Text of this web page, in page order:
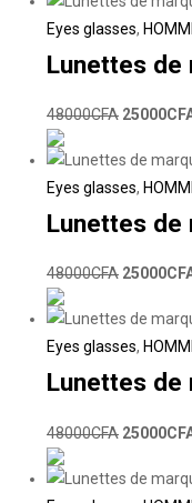
Eyes glasses,
Lunettes de
48000CFA 25000
Eyes glasses,
Lunettes de
48000CFA 25000
Eyes glasses,
Lunettes de
48000CFA 25000